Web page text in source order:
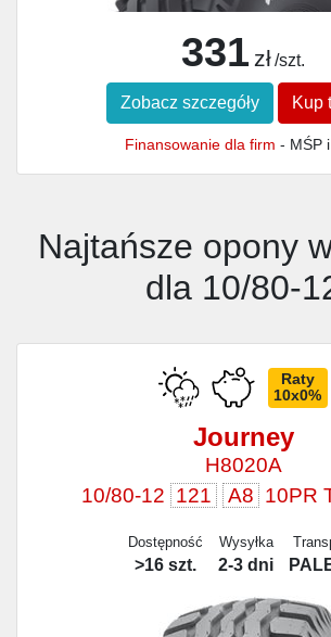
331 zł /szt.
Zobacz szczegóły Kup
Finansowanie dla firm - MŚP
Najtańsze opony
dla 10/80-
Raty
10x0%
Journey
H8020A
10/80-12 121 A8 10PR
Dostępność
>16 szt.
Wysyłka
2-3 dni